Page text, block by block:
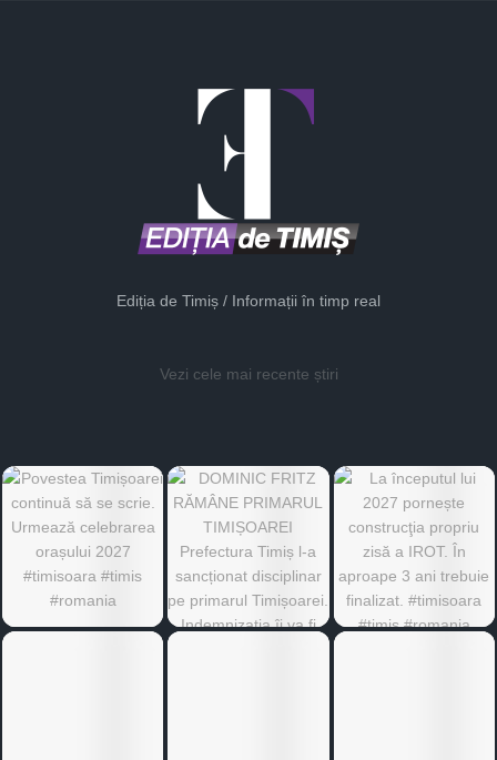
Ediția de Timiș / Informații în timp real
Vezi cele mai recente știri